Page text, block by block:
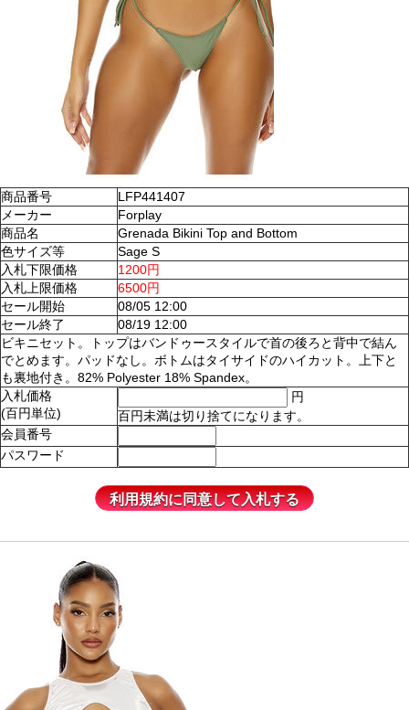
商品番号
LFP441407
メーカー
Forplay
商品名
Grenada Bikini Top and Bottom
色サイズ等
Sage S
入札下限価格
1200円
入札上限価格
6500円
セール開始
08/05 12:00
セール終了
08/19 12:00
ビキニセット。トップはバンドゥースタイルで首の後ろと背中で結ん
でとめます。パッドなし。ボトムはタイサイドのハイカット。上下と
も裏地付き。82% Polyester 18% Spandex。
入札価格
(百円単位)
円
百円未満は切り捨てになります。
会員番号
パスワード